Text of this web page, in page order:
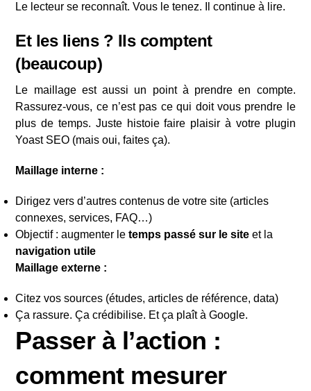
Le lecteur se reconnaît. Vous le tenez. Il continue à lire.
Et les liens ? Ils comptent
(beaucoup)
Le maillage est aussi un point à prendre en compte.
Rassurez-vous, ce n’est pas ce qui doit vous prendre le
plus de temps. Juste histoie faire plaisir à votre plugin
Yoast SEO (mais oui, faites ça).
Maillage interne :
Dirigez vers d’autres contenus de votre site (articles
connexes, services, FAQ…)
Objectif : augmenter letemps passé sur le site et la
navigation utile
Maillage externe :
Citez vos sources (études, articles de référence, data)
Ça rassure. Ça crédibilise. Et ça plaît à Google.
Passer à l’action :
comment mesurer